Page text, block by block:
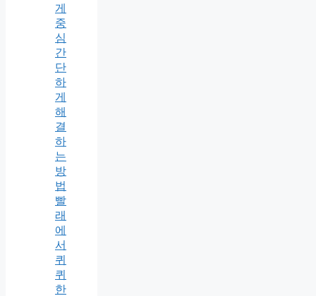
게
중
심
간
단
하
게
해
결
하
는
방
법
빨
래
에
서
퀴
퀴
한